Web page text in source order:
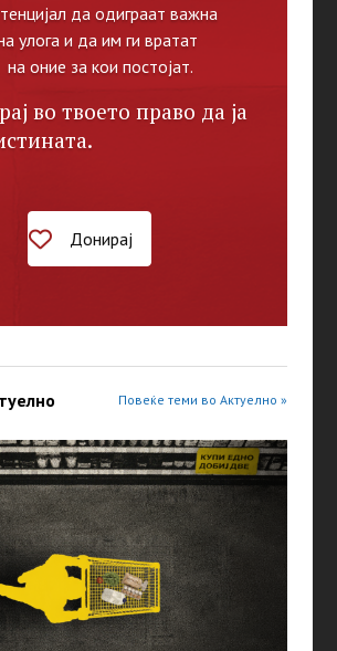
да одиграат важна
улога и да им ги вратат
оние за кои постојат.
во твоето право да ја
Донирај
Повеќе теми во Актуелно »